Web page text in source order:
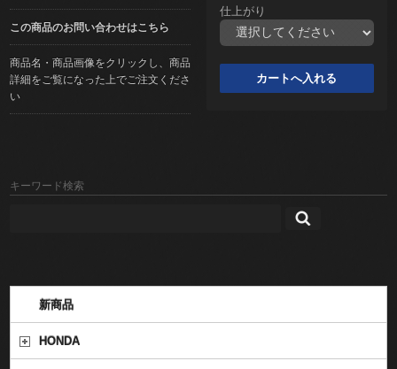
この商品のお問い合わせはこちら
商品名・商品画像をクリックし、商品
詳細をご覧になった上でご注文くださ
い
仕上がり
キーワード検索
新商品
HONDA